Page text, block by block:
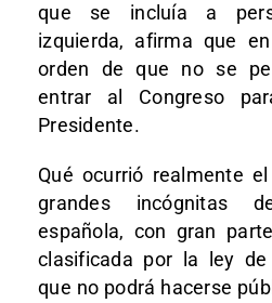
que se incluía a
izquierda, afirma que
orden de que no se
entrar al Congreso
Presidente.
Qué ocurrió realmente
grandes incógnitas
española, con gran
clasificada por la ley de
que no podrá hacerse